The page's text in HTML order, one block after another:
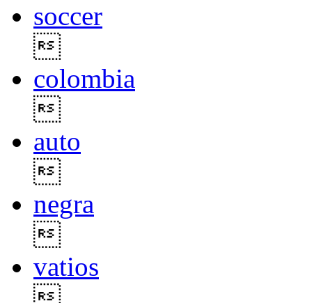
soccer
colombia
auto
negra
vatios